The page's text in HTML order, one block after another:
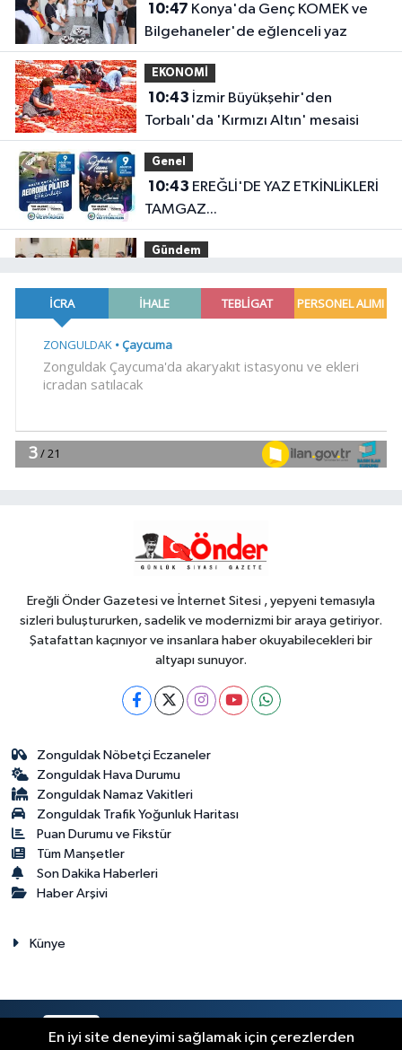
10:47
Bilgehaneler'de eğlenceli yaz
EKONOMİ
10:43
Torbalı'da 'Kırmızı Altın' mesaisi
Genel
10:43
TAMGAZ...
Gündem
ailesiyle görüştü
10:34İzmir Güzelbahçe
10:25
Meydanı hızlandı
Ereğli Önder Gazetesi ve İnternet Sitesi , yepyeni temasıyla
sizleri buluştururken, sadelik ve modernizmi bir araya getiriyor.
Şatafattan kaçınıyor ve insanlara haber okuyabilecekleri bir
altyapı sunuyor.
Zonguldak Nöbetçi Eczaneler
Zonguldak Hava Durumu
Zonguldak Namaz Vakitleri
Zonguldak Trafik Yoğunluk Haritası
Puan Durumu ve Fikstür
Tüm Manşetler
Son Dakika Haberleri
Haber Arşivi
Künye
RSS Copyright © 2023. Her hakkı saklıdır.
En iyi site deneyimi sağlamak için çerezlerden